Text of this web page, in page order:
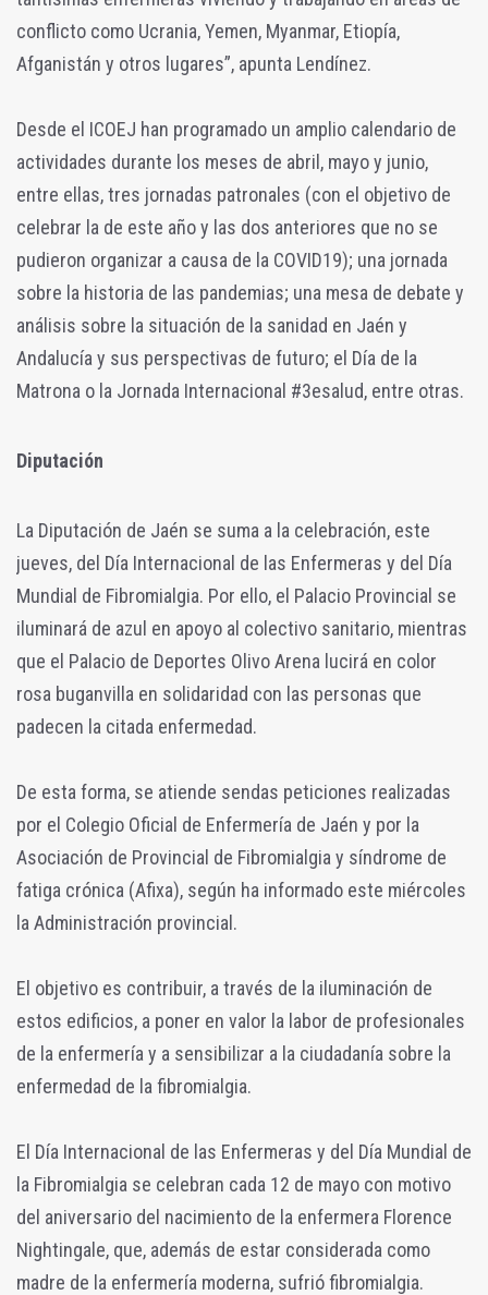
conflicto como Ucrania, Yemen, Myanmar, Etiopía,
Afganistán y otros lugares”, apunta Lendínez.
Desde el ICOEJ han programado un amplio calendario de
actividades durante los meses de abril, mayo y junio,
entre ellas, tres jornadas patronales (con el objetivo de
celebrar la de este año y las dos anteriores que no se
pudieron organizar a causa de la COVID19); una jornada
sobre la historia de las pandemias; una mesa de debate y
análisis sobre la situación de la sanidad en Jaén y
Andalucía y sus perspectivas de futuro; el Día de la
Matrona o la Jornada Internacional #3esalud, entre otras.
Diputación
La Diputación de Jaén se suma a la celebración, este
jueves, del Día Internacional de las Enfermeras y del Día
Mundial de Fibromialgia. Por ello, el Palacio Provincial se
iluminará de azul en apoyo al colectivo sanitario, mientras
que el Palacio de Deportes Olivo Arena lucirá en color
rosa buganvilla en solidaridad con las personas que
padecen la citada enfermedad.
De esta forma, se atiende sendas peticiones realizadas
por el Colegio Oficial de Enfermería de Jaén y por la
Asociación de Provincial de Fibromialgia y síndrome de
fatiga crónica (Afixa), según ha informado este miércoles
la Administración provincial.
El objetivo es contribuir, a través de la iluminación de
estos edificios, a poner en valor la labor de profesionales
de la enfermería y a sensibilizar a la ciudadanía sobre la
enfermedad de la fibromialgia.
El Día Internacional de las Enfermeras y del Día Mundial de
la Fibromialgia se celebran cada 12 de mayo con motivo
del aniversario del nacimiento de la enfermera Florence
Nightingale, que, además de estar considerada como
madre de la enfermería moderna, sufrió fibromialgia.